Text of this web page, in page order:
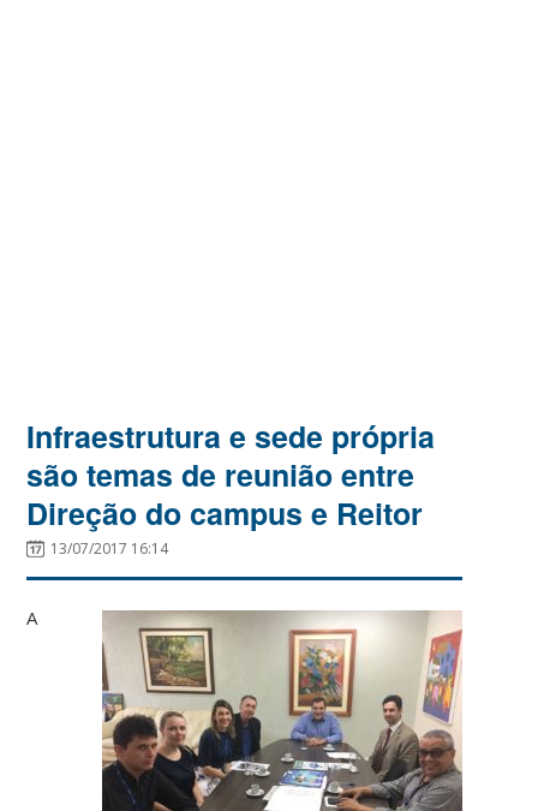
Infraestrutura e sede própria
são temas de reunião entre
Direção do campus e Reitor
13/07/2017 16:14
A